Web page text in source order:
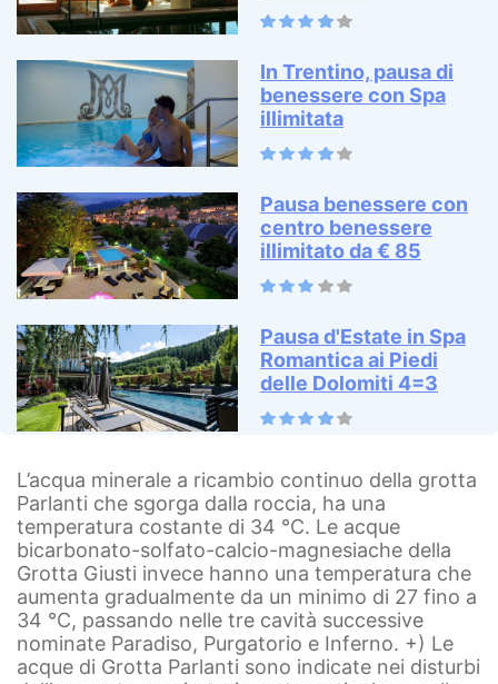
In Trentino, pausa di
benessere con Spa
illimitata
Pausa benessere con
centro benessere
illimitato da € 85
Pausa d'Estate in Spa
Romantica ai Piedi
delle Dolomiti 4=3
L’acqua minerale a ricambio continuo della grotta
Parlanti che sgorga dalla roccia, ha una
temperatura costante di 34 °C. Le acque
bicarbonato-solfato-calcio-magnesiache della
Grotta Giusti invece hanno una temperatura che
aumenta gradualmente da un minimo di 27 fino a
34 °C, passando nelle tre cavità successive
nominate Paradiso, Purgatorio e Inferno. +) Le
acque di Grotta Parlanti sono indicate nei disturbi